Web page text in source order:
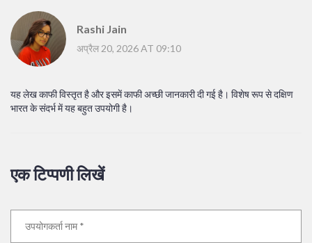
Rashi Jain
अप्रैल 20, 2026 AT 09:10
यह लेख काफी विस्तृत है और इसमें काफी अच्छी जानकारी दी गई है। विशेष रूप से दक्षिण
भारत के संदर्भ में यह बहुत उपयोगी है।
एक टिप्पणी लिखें